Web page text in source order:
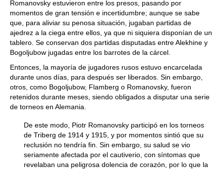
Romanovsky estuvieron entre los presos, pasando por
momentos de gran tensión e incertidumbre; aunque se sabe
que, para aliviar su penosa situación, jugaban partidas de
ajedrez a la ciega entre ellos, ya que ni siquiera disponían de un
tablero. Se conservan dos partidas disputadas entre Alekhine y
Bogoljubow jugadas entre los barrotes de la cárcel.
Entonces, la mayoría de jugadores rusos estuvo encarcelada
durante unos días, para después ser liberados. Sin embargo,
otros, como Bogoljubow, Flamberg o Romanovsky, fueron
retenidos durante meses, siendo obligados a disputar una serie
de torneos en Alemania.
De este modo, Piotr Romanovsky participó en los torneos
de Triberg de 1914 y 1915, y por momentos sintió que su
reclusión no tendría fin. Sin embargo, su salud se vio
seriamente afectada por el cautiverio, con síntomas que
revelaban una peligrosa dolencia de corazón, por lo que la